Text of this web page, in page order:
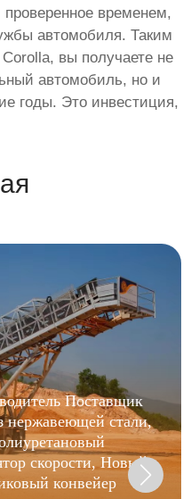
проверенное временем,
автомобиля. Таким
вы получаете не
автомобиль, но и
годы. Это инвестиция,
Поставщик
нержавеющей стали,
скорости, Новый
конвейер